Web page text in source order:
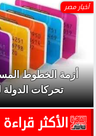
أخبار مصر
أزمة الخطوط
تحركات الدولة
الأكثر قراءة